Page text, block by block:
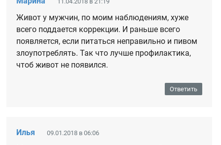
Живот у мужчин, по моим наблюдениям, хуже
всего поддается коррекции. И раньше всего
появляется, если питаться неправильно и пивом
злоупотреблять. Так что лучше профилактика,
чтоб живот не появился.
Ответить
Илья 09.01.2018 в 06:06